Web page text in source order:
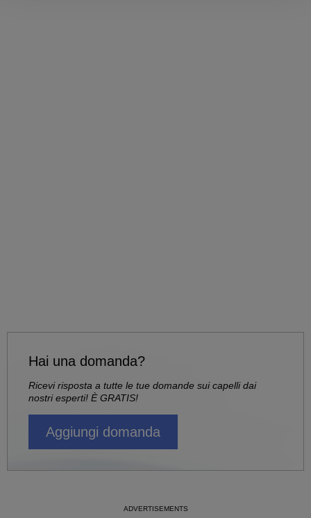
Hai una domanda?
Ricevi risposta a tutte le tue domande sui capelli dai
nostri esperti! È GRATIS!
Aggiungi domanda